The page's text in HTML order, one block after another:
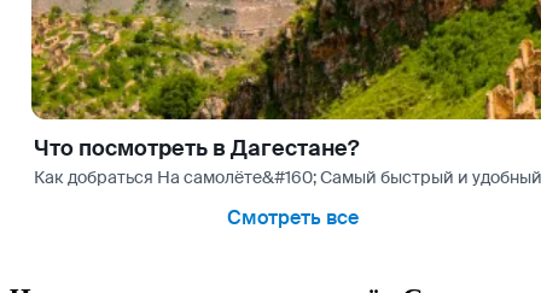
Что посмотреть в Дагестане?
Как добраться На самолёте&#160; Самый быстрый и
Смотреть все